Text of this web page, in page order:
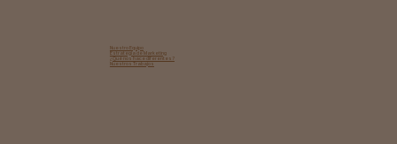
Nuestro Equipo
Estrategia de Marketing​
¿Qué nos hace diferentes?
Nuestros Trabajos